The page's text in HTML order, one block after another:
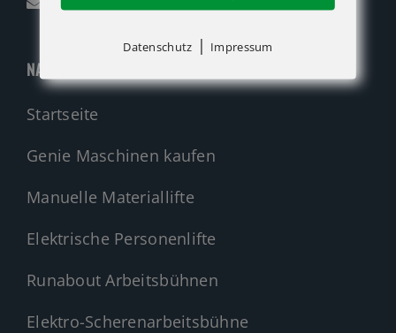
NAVIGATION
Startseite
Genie Maschinen kaufen
Manuelle Materiallifte
Elektrische Personenlifte
Runabout Arbeitsbühnen
Elektro-Scherenarbeitsbühne
Datenschutz | Impressum